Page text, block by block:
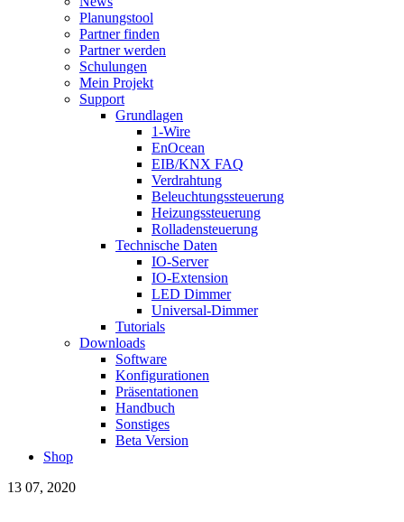
Planungstool
Partner finden
Partner werden
Schulungen
Mein Projekt
Support
Grundlagen
1-Wire
EnOcean
EIB/KNX FAQ
Verdrahtung
Beleuchtungssteuerung
Heizungssteuerung
Rolladensteuerung
Technische Daten
IO-Server
IO-Extension
LED Dimmer
Universal-Dimmer
Tutorials
Downloads
Software
Konfigurationen
Präsentationen
Handbuch
Sonstiges
Beta Version
Shop
13 07, 2020